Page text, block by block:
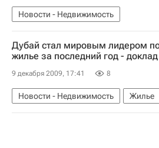
Новости - Недвижимость
Дубай стал мировым лидером
жилье за последний год - доклад
9 декабря 2009, 17:41 8
Новости - Недвижимость Жилье